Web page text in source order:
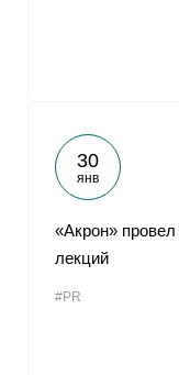
30
янв
«Акрон»
лекций
#PR